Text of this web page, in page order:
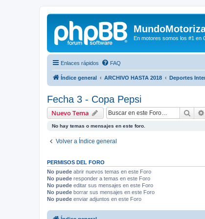
En motores somos los #1 en
Enlaces rápidos FAQ
Índice general ARCHIVO HASTA 2018 Deportes
Fecha 3 - Copa Pepsi
Nuevo Tema
No hay temas o mensajes en este foro.
Volver a Índice general
PERMISOS DEL FORO
No puede abrir nuevos temas en este Foro
No puede responder a temas en este Foro
No puede editar sus mensajes en este Foro
No puede borrar sus mensajes en este Foro
No puede enviar adjuntos en este Foro